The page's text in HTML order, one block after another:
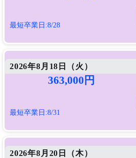
最短卒業日:8/28
2026年8月18日（火 ）
363,000円
最短卒業日:8/31
2026年8月20日（木）